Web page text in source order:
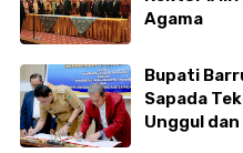
Agama
Bupati
Sapada
Unggul